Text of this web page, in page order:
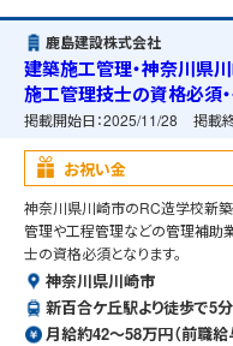
鹿島建設株式会社
建築施工管理・神奈川県
施工管理技士の資格必須
掲載開始日：2025/11/28 掲載
お祝い金
神奈川県川崎市のRC造学校新
管理や工程管理などの管理補助
士の資格必須となります。
神奈川県川崎市
新百合ケ丘駅より徒歩で5分
月給約42〜58万円（前職給